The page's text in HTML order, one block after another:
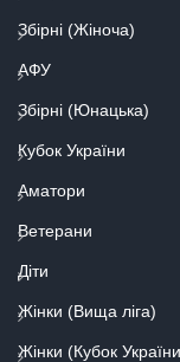
Збірні (Жіноча)
АФУ
Збірні (Юнацька)
Кубок України
Аматори
Ветерани
Діти
Жінки (Вища ліга)
Жінки (Кубок